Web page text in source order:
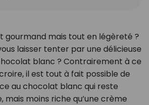
gourmand mais tout en légèreté ?
laisser tenter par une délicieuse
blanc ? Contrairement à ce
il est tout à fait possible de
au chocolat blanc qui reste
mais moins riche qu’une crème